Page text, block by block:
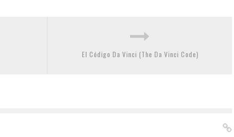
El Código Da Vinci (The Da Vinci Code)